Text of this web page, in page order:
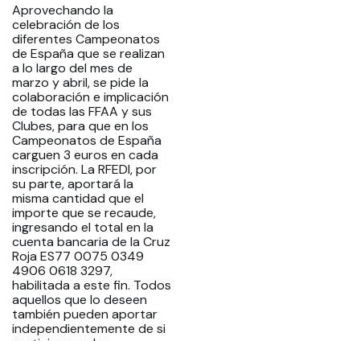
Aprovechando la
celebración de los
diferentes Campeonatos
de España que se realizan
a lo largo del mes de
marzo y abril, se pide la
colaboración e implicación
de todas las FFAA y sus
Clubes, para que en los
Campeonatos de España
carguen 3 euros en cada
inscripción. La RFEDI, por
su parte, aportará la
misma cantidad que el
importe que se recaude,
ingresando el total en la
cuenta bancaria de la Cruz
Roja ES77 0075 0349
4906 0618 3297,
habilitada a este fin. Todos
aquellos que lo deseen
también pueden aportar
independientemente de si